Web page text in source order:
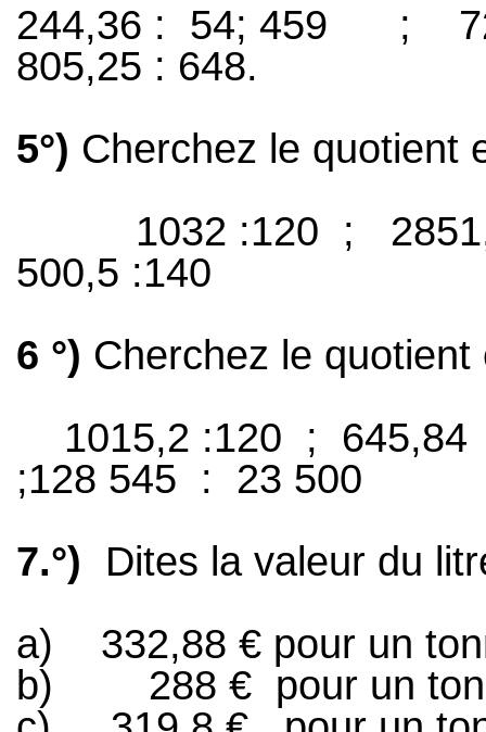
244,36 :
54; 459 ;
805,25 : 648.
5°) Cherchez le quotient
1032 :120
;
500,5 :140
6 °) Cherchez le quotient
1015,2 :120
;
645,84
;128 545 :
23 500
7.°)
Dites la valeur du
a)
332,88 € pour un
b)
288 € pour un